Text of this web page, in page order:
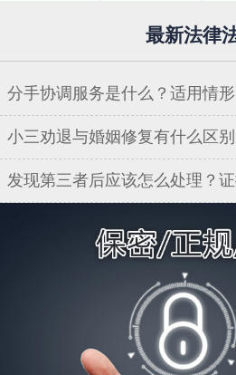
最新法律
分手协调服务是什么？适用情形
小三劝退与婚姻修复有什么区别
发现第三者后应该怎么处理？证